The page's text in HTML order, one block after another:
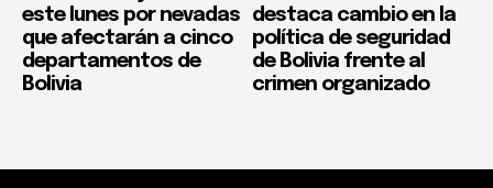
este lunes por nevadas
que afectarán a cinco
departamentos de
Bolivia
destaca cambio en la
política de seguridad
de Bolivia frente al
crimen organizado